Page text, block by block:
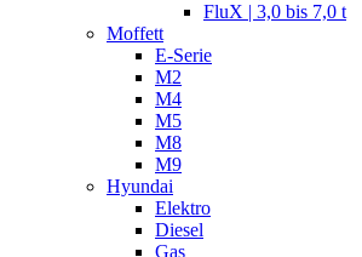
FluX | 3,0 bis 7,0 t
Moffett
E-Serie
M2
M4
M5
M8
M9
Hyundai
Elektro
Diesel
Gas